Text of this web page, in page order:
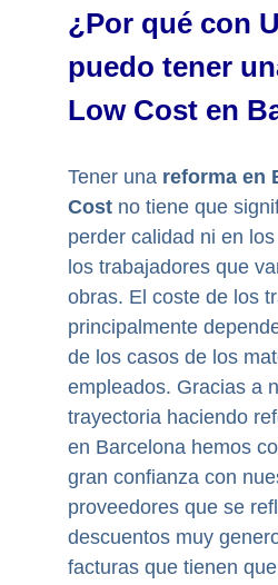
¿Por qué con
puedo tener
Low Cost en
Tener una reforma en
Costno tiene que
perder calidad ni en
los trabajadores que
obras. El coste de los
principalmente
de los casos de los
empleados. Gracias a
trayectoria haciendo
en Barcelona hemos
gran confianza con
proveedores que se
descuentos muy
facturas que tienen